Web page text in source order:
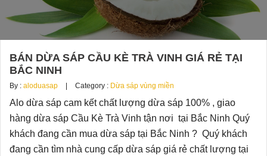
BÁN DỪA SÁP CẦU KÈ TRÀ VINH GIÁ RẺ TẠI
BẮC NINH
By : aloduasap Category : Dừa sáp vùng miền
Alo dừa sáp cam kết chất lượng dừa sáp 100% , giao
hàng dừa sáp Cầu Kè Trà Vinh tận nơi tại Bắc Ninh Quý
khách đang cần mua dừa sáp tại Bắc Ninh ? Quý khách
đang cần tìm nhà cung cấp dừa sáp giá rẻ chất lượng tại